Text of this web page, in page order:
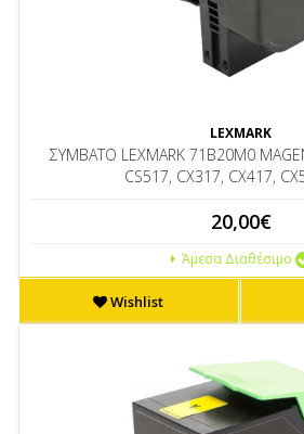
LEXMARK
ΣΥΜΒΑΤΟ LEXMARK 71B20M0
CS517, CX317, CX417,
20,00€
Άμεσα Διαθέσιμο
Wishlist